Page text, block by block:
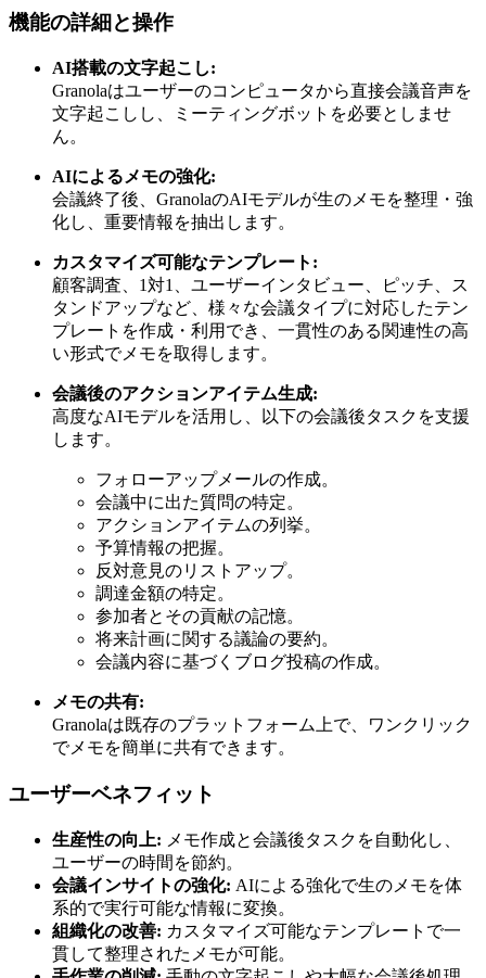
機能の詳細と操作
AI搭載の文字起こし:
Granolaはユーザーのコンピュータから直接会議音声を
文字起こしし、ミーティングボットを必要としませ
ん。
AIによるメモの強化:
会議終了後、GranolaのAIモデルが生のメモを整理・強
化し、重要情報を抽出します。
カスタマイズ可能なテンプレート:
顧客調査、1対1、ユーザーインタビュー、ピッチ、ス
タンドアップなど、様々な会議タイプに対応したテン
プレートを作成・利用でき、一貫性のある関連性の高
い形式でメモを取得します。
会議後のアクションアイテム生成:
高度なAIモデルを活用し、以下の会議後タスクを支援
します。
フォローアップメールの作成。
会議中に出た質問の特定。
アクションアイテムの列挙。
予算情報の把握。
反対意見のリストアップ。
調達金額の特定。
参加者とその貢献の記憶。
将来計画に関する議論の要約。
会議内容に基づくブログ投稿の作成。
メモの共有:
Granolaは既存のプラットフォーム上で、ワンクリック
でメモを簡単に共有できます。
ユーザーベネフィット
生産性の向上: メモ作成と会議後タスクを自動化し、
ユーザーの時間を節約。
会議インサイトの強化: AIによる強化で生のメモを体
系的で実行可能な情報に変換。
組織化の改善: カスタマイズ可能なテンプレートで一
貫して整理されたメモが可能。